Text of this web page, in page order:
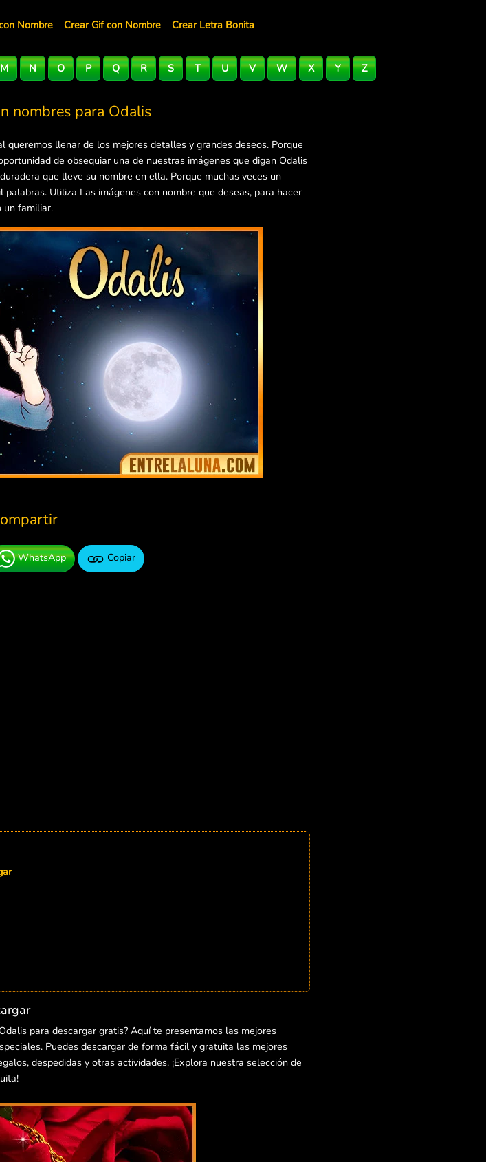
Nombre Crear Gif con Nombre Crear Letra Bonita
M N O P Q R S T U V W X Y Z
nombres para Odalis
llenar de los mejores detalles y grandes deseos. Porque
de obsequiar una de nuestras imágenes que digan Odalis
que lleve su nombre en ella. Porque muchas veces un
Utiliza Las imágenes con nombre que deseas, para hacer
un familiar.
WhatsApp Copiar
para descargar gratis? Aquí te presentamos las mejores
Puedes descargar de forma fácil y gratuita las mejores
despedidas y otras actividades. ¡Explora nuestra selección de